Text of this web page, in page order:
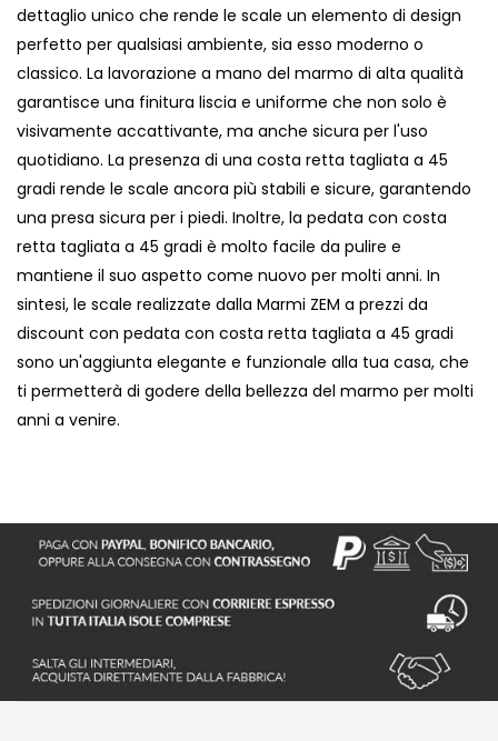
dettaglio unico che rende le scale un elemento di design
perfetto per qualsiasi ambiente, sia esso moderno o
classico. La lavorazione a mano del marmo di alta qualità
garantisce una finitura liscia e uniforme che non solo è
visivamente accattivante, ma anche sicura per l'uso
quotidiano. La presenza di una costa retta tagliata a 45
gradi rende le scale ancora più stabili e sicure, garantendo
una presa sicura per i piedi. Inoltre, la pedata con costa
retta tagliata a 45 gradi è molto facile da pulire e
mantiene il suo aspetto come nuovo per molti anni. In
sintesi, le scale realizzate dalla Marmi ZEM a prezzi da
discount con pedata con costa retta tagliata a 45 gradi
sono un'aggiunta elegante e funzionale alla tua casa, che
ti permetterà di godere della bellezza del marmo per molti
anni a venire.